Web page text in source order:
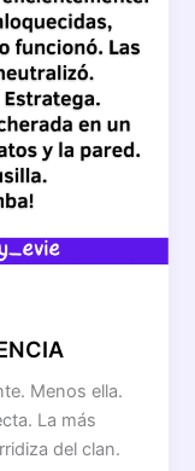
Menos ella.
La más
del clan.